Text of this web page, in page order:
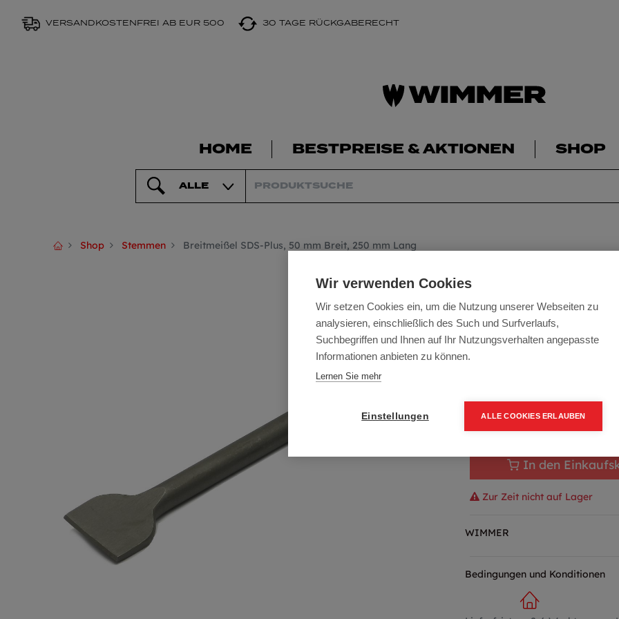
VERSANDKOSTENFREI AB EUR 500 30 TAGE RÜCKGABERECHT
HOME BESTPREISE & AKTIONEN SHOP
ALLE
Shop Stemmen Breitmeißel SDS-Plus, 50 mm Breit, 250 mm Lang
Breitmeißel SDS-
Artikelnummer:00159
5,57€ 7,42€ (25% OFF)
In den
Zur Zeit nicht auf Lager
WIMMER
Bedingungen und Konditionen
Wir verwenden Cookies
Wir setzen Cookies ein, um die Nutzung unserer Webseiten zu
analysieren, einschließlich des Such und Surfverlaufs,
Suchbegriffen und Ihnen auf Ihr Nutzungsverhalten angepasste
Informationen anbieten zu können.
Lernen Sie mehr
Einstellungen ALLE COOKIES ERLAUBEN